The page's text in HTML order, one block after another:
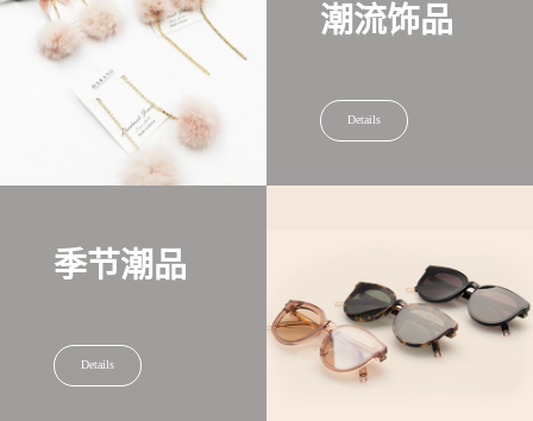
潮流饰品
Details
季节潮品
Details